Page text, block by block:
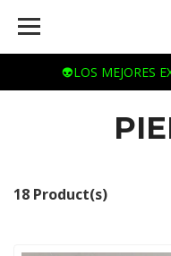
👽LOS MEJORES
18 Product(s)